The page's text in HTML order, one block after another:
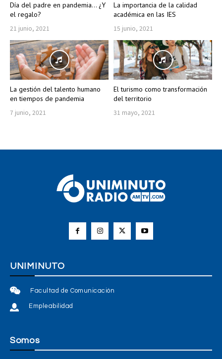
Día del padre en pandemia… ¿Y
el regalo?
21 junio, 2021
La importancia de la calidad
académica en las IES
15 junio, 2021
La gestión del talento humano
en tiempos de pandemia
7 junio, 2021
El turismo como transformación
del territorio
31 mayo, 2021
UNIMINUTO
Facultad de Comunicación
Empleabilidad
Somos